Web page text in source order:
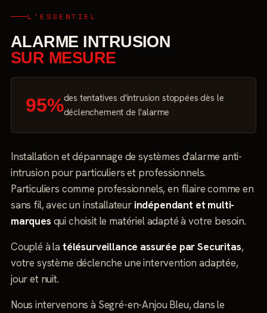
L'ESSENTIEL
ALARME INTRUSION
SUR MESURE
95%des tentatives d'intrusion stoppées dès le
déclenchement de l'alarme
Installation et dépannage de systèmes d'alarme anti-
intrusion pour particuliers et professionnels.
Particuliers comme professionnels, en filaire comme en
sans fil, avec un installateur indépendant et multi-
marques qui choisit le matériel adapté à votre besoin.
Couplé à la télésurveillance assurée par Securitas,
votre système déclenche une intervention adaptée,
jour et nuit.
Nous intervenons à Segré-en-Anjou Bleu, dans le